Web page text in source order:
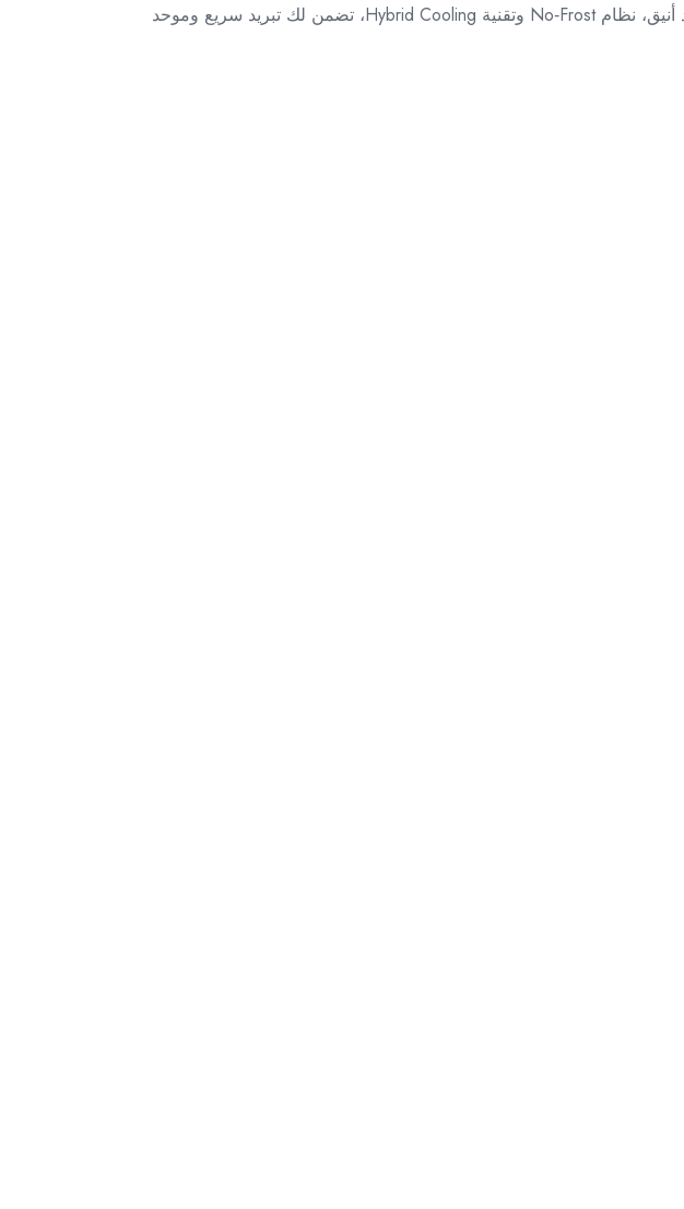
استمتع بتجربة تبريد مثالية مع ثلاجة شارب SJ‑58C‑BK المحسّنة بسعة 450 لتر. بتصميم أسود أنيق، نظام No‑Frost وتقنية Hybrid Cooling، تضمن لك تبريد سريع وموحد